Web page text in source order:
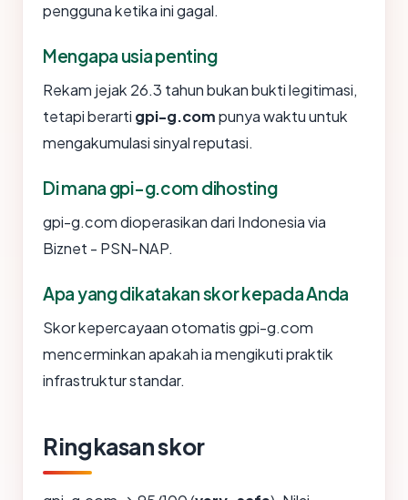
pengguna ketika ini gagal.
Mengapa usia penting
Rekam jejak 26.3 tahun bukan bukti legitimasi,
tetapi berarti gpi-g.compunya waktu untuk
mengakumulasi sinyal reputasi.
Di mana gpi-g.com dihosting
gpi-g.com dioperasikan dari Indonesia via
Biznet - PSN-NAP.
Apa yang dikatakan skor kepada Anda
Skor kepercayaan otomatis gpi-g.com
mencerminkan apakah ia mengikuti praktik
infrastruktur standar.
Ringkasan skor